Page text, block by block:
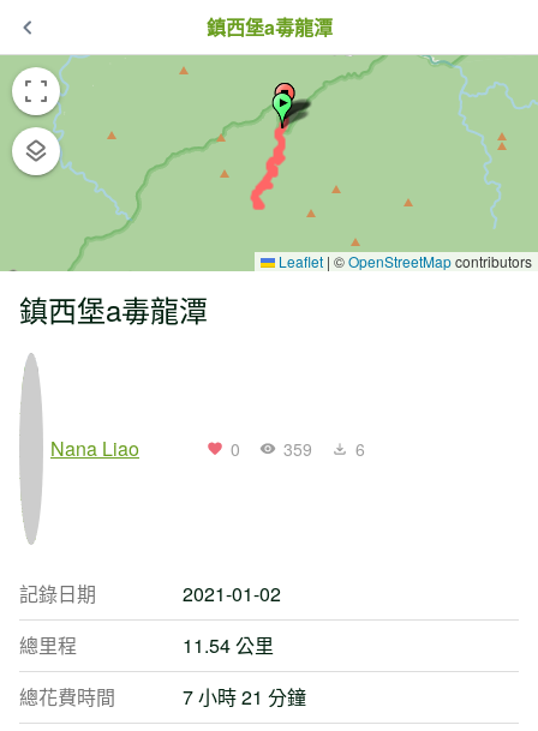
鎮西堡a毒龍潭
Leaflet | ©OpenStreetMapcontributors
鎮西堡a毒龍潭
Nana Liao 0 359 6
記錄日期
2021-01-02
總里程
11.54 公里
總花費時間
7 小時 21 分鐘